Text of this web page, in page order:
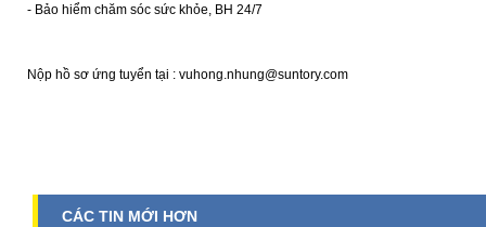
- Bảo hiểm chăm sóc sức khỏe, BH 24/7
Nộp hồ sơ ứng tuyển tại : vuhong.nhung@suntory.com
CÁC TIN MỚI HƠN